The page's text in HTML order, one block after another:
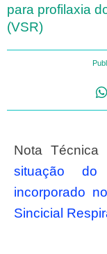
para profilaxia
(VSR)
Nota
situação do
incorporado
Sincicial